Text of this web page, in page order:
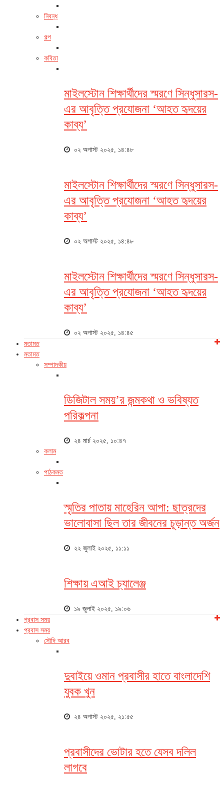
নিবন্ধ
গল্প
কবিতা
মাইলস্টোন শিক্ষার্থীদের স্মরণে সিন্ধুসারস-
এর আবৃত্তি প্রযোজনা ‘আহত হৃদয়ের
কাব্য’
০২ অগাস্ট ২০২৫, ১৪:৪৮
মাইলস্টোন শিক্ষার্থীদের স্মরণে সিন্ধুসারস-
এর আবৃত্তি প্রযোজনা ‘আহত হৃদয়ের
কাব্য’
০২ অগাস্ট ২০২৫, ১৪:৪৮
মাইলস্টোন শিক্ষার্থীদের স্মরণে সিন্ধুসারস-
এর আবৃত্তি প্রযোজনা ‘আহত হৃদয়ের
কাব্য’
০২ অগাস্ট ২০২৫, ১৪:৪৫
মতামত
মতামত
সম্পাদকীয়
ডিজিটাল সময়’র জন্মকথা ও ভবিষ্যত
পরিকল্পনা
২৪ মার্চ ২০২৫, ১০:৪৭
কলাম
পাঠকমত
স্মৃতির পাতায় মাহেরিন আপা: ছাত্রদের
ভালোবাসা ছিল তার জীবনের চূড়ান্ত অর্জন
২২ জুলাই ২০২৫, ১১:১১
শিক্ষায় এআই চ্যালেঞ্জ
১৯ জুলাই ২০২৫, ১৯:০৬
প্রবাস সময়
প্রবাস সময়
সৌদি আরব
দুবাইয়ে ওমান প্রবাসীর হাতে বাংলাদেশি
যুবক খুন
২৪ অগাস্ট ২০২৫, ২১:৫৫
প্রবাসীদের ভোটার হতে যেসব দলিল
লাগবে